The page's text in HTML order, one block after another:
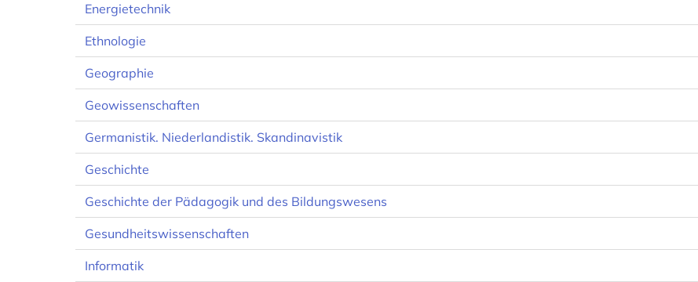
Energietechnik
Ethnologie
Geographie
Geowissenschaften
Germanistik. Niederlandistik. Skandinavistik
Geschichte
Geschichte der Pädagogik und des Bildungswesens
Gesundheitswissenschaften
Informatik